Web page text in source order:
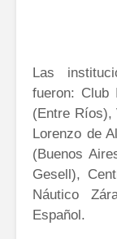
Las
fueron: Club
(Entre Ríos),
Lorenzo de
(Buenos
Gesell),
Náutico
Español.